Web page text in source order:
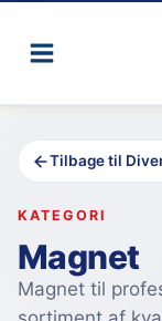
Tilbage til
KATEGORI
Magnet
Magnet til